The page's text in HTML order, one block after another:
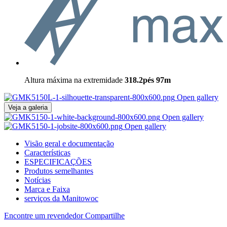
Altura máxima na extremidade 318.2pés 97m
Open gallery
Veja a galeria
Open gallery
Open gallery
Visão geral e documentação
Características
ESPECIFICAÇÕES
Produtos semelhantes
Notícias
Marca e Faixa
serviços da Manitowoc
Encontre um revendedor Compartilhe